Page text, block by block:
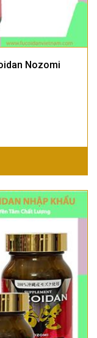
Nozomi